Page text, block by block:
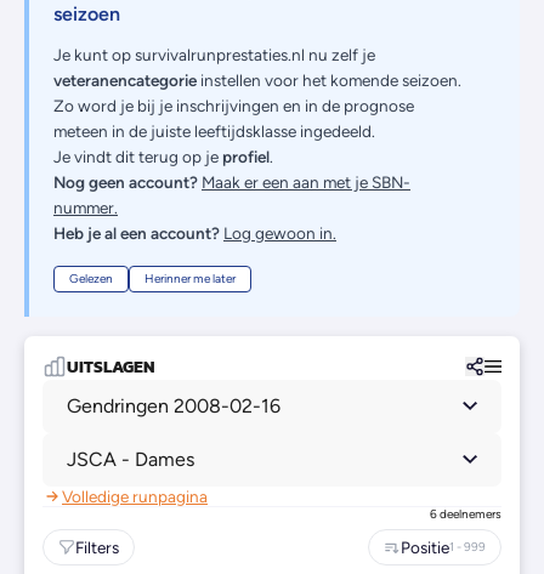
seizoen
Je kunt op survivalrunprestaties.nl nu zelf je
veteranencategorie instellen voor het komende seizoen.
Zo word je bij je inschrijvingen en in de prognose
meteen in de juiste leeftijdsklasse ingedeeld.
Je vindt dit terug op je profiel.
Nog geen account? Maak er een aan met je SBN-
nummer.
Heb je al een account? Log gewoon in.
Gelezen Herinner me later
UITSLAGEN
Gendringen 2008-02-16
JSCA - Dames
Volledige runpagina
6 deelnemers
Filters Positie1 - 999